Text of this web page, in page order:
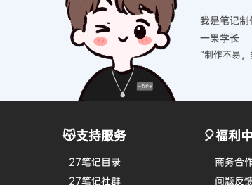
我是笔记制
一果学长
“制作不易
😽支持服务
27笔记目录
27笔记社群
🎈福利
商务合
问题反